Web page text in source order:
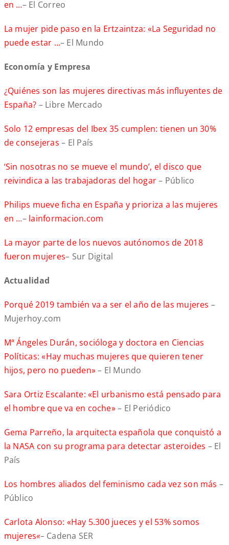
en …– El Correo
La mujer pide paso en la Ertzaintza: «La Seguridad no
puede estar …– El Mundo
Economía y Empresa
¿Quiénes son las mujeres directivas más influyentes de
España? – Libre Mercado
Solo 12 empresas del Ibex 35 cumplen: tienen un 30%
de consejeras – El País
‘Sin nosotras no se mueve el mundo’, el disco que
reivindica a las trabajadoras del hogar– Público
Philips mueve ficha en España y prioriza a las mujeres
en …– lainformacion.com
La mayor parte de los nuevos autónomos de 2018
fueron mujeres– Sur Digital
Actualidad
Porqué 2019 también va a ser el año de las mujeres –
Mujerhoy.com
Mª Ángeles Durán, socióloga y doctora en Ciencias
Políticas: «Hay muchas mujeres que quieren tener
hijos, pero no pueden»– El Mundo
Sara Ortiz Escalante: «El urbanismo está pensado para
el hombre que va en coche»– El Periódico
Gema Parreño, la arquitecta española que conquistó a
la NASA con su programa para detectar asteroides – El
País
Los hombres aliados del feminismo cada vez son más –
Público
Carlota Alonso: «Hay 5.300 jueces y el 53% somos
mujeres«– Cadena SER